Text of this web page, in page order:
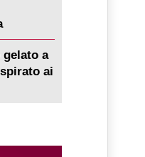
a
ai